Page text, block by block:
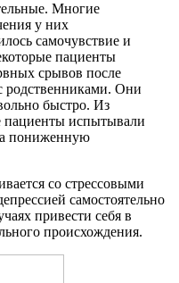
Многие
у них
самочувствие и
пациенты
срывов после
родственниками. Они
быстро. Из
пациенты испытывали
пониженную
со стрессовыми
самостоятельно
привести себя в
происхождения.